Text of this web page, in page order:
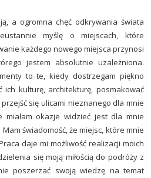
a ogromna chęć odkrywania świata
myślę o miejscach, które
każdego nowego miejsca przynosi
jestem absolutnie uzależniona.
to te, kiedy dostrzegam piękno
ich kulturę, architekturę, posmakować
się ulicami nieznanego dla mnie
miałam okazje widzieć jest dla mnie
świadomość, że miejsc, które mnie
daje mi możliwość realizacji moich
się moją miłością do podróży z
poszerzać swoją wiedzę na temat